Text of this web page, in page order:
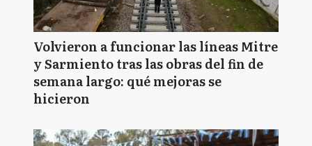
Volvieron a funcionar las líneas Mitre
y Sarmiento tras las obras del fin de
semana largo: qué mejoras se
hicieron